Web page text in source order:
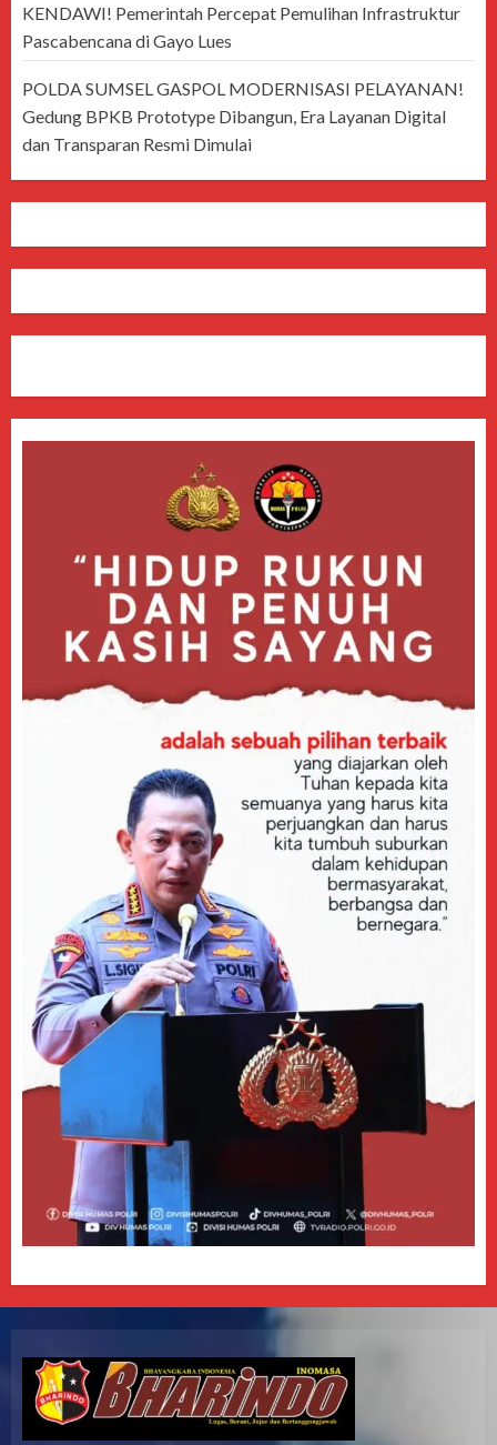
KENDAWI! Pemerintah Percepat Pemulihan Infrastruktur
Pascabencana di Gayo Lues
POLDA SUMSEL GASPOL MODERNISASI PELAYANAN!
Gedung BPKB Prototype Dibangun, Era Layanan Digital
dan Transparan Resmi Dimulai